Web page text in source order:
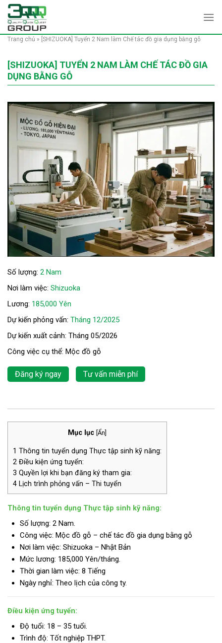
Skip
content
Trang chủ » [SHIZUOKA] Tuyển 2 Nam làm Chế tác đồ gia dụng bằng gỗ
[SHIZUOKA] TUYỂN 2 NAM LÀM CHẾ TÁC ĐỒ GIA
DỤNG BẰNG GỖ
Số lượng: 2 Nam
Nơi làm việc: Shizuoka
Lương: 185,000 Yên
Dự kiến phỏng vấn: Tháng 12/2025
Dự kiến xuất cảnh: Tháng 05/2026
Công việc cụ thể: Mộc đồ gỗ
Đăng ký ngay Tư vấn miễn phí
Mục lục Ẩn
1 Thông tin tuyển dụng Thực tập sinh kỹ năng:
2 Điều kiện ứng tuyển:
3 Quyền lợi khi bạn đăng ký tham gia:
4 Lịch trình phỏng vấn – Thi tuyển
Thông tin tuyển dụng Thực tập sinh kỹ năng:
Số lượng: 2 Nam.
Công việc: Mộc đồ gỗ – chế tác đồ gia dụng bằng gỗ
Nơi làm việc: Shizuoka – Nhật Bản
Mức lương: 185,000 Yên/tháng.
Thời gian làm việc: 8 Tiếng
Ngày nghỉ: Theo lịch của công ty.
Điều kiện ứng tuyển:
Độ tuổi: 18 – 35 tuổi.
Trình độ: Tốt nghiệp THPT.